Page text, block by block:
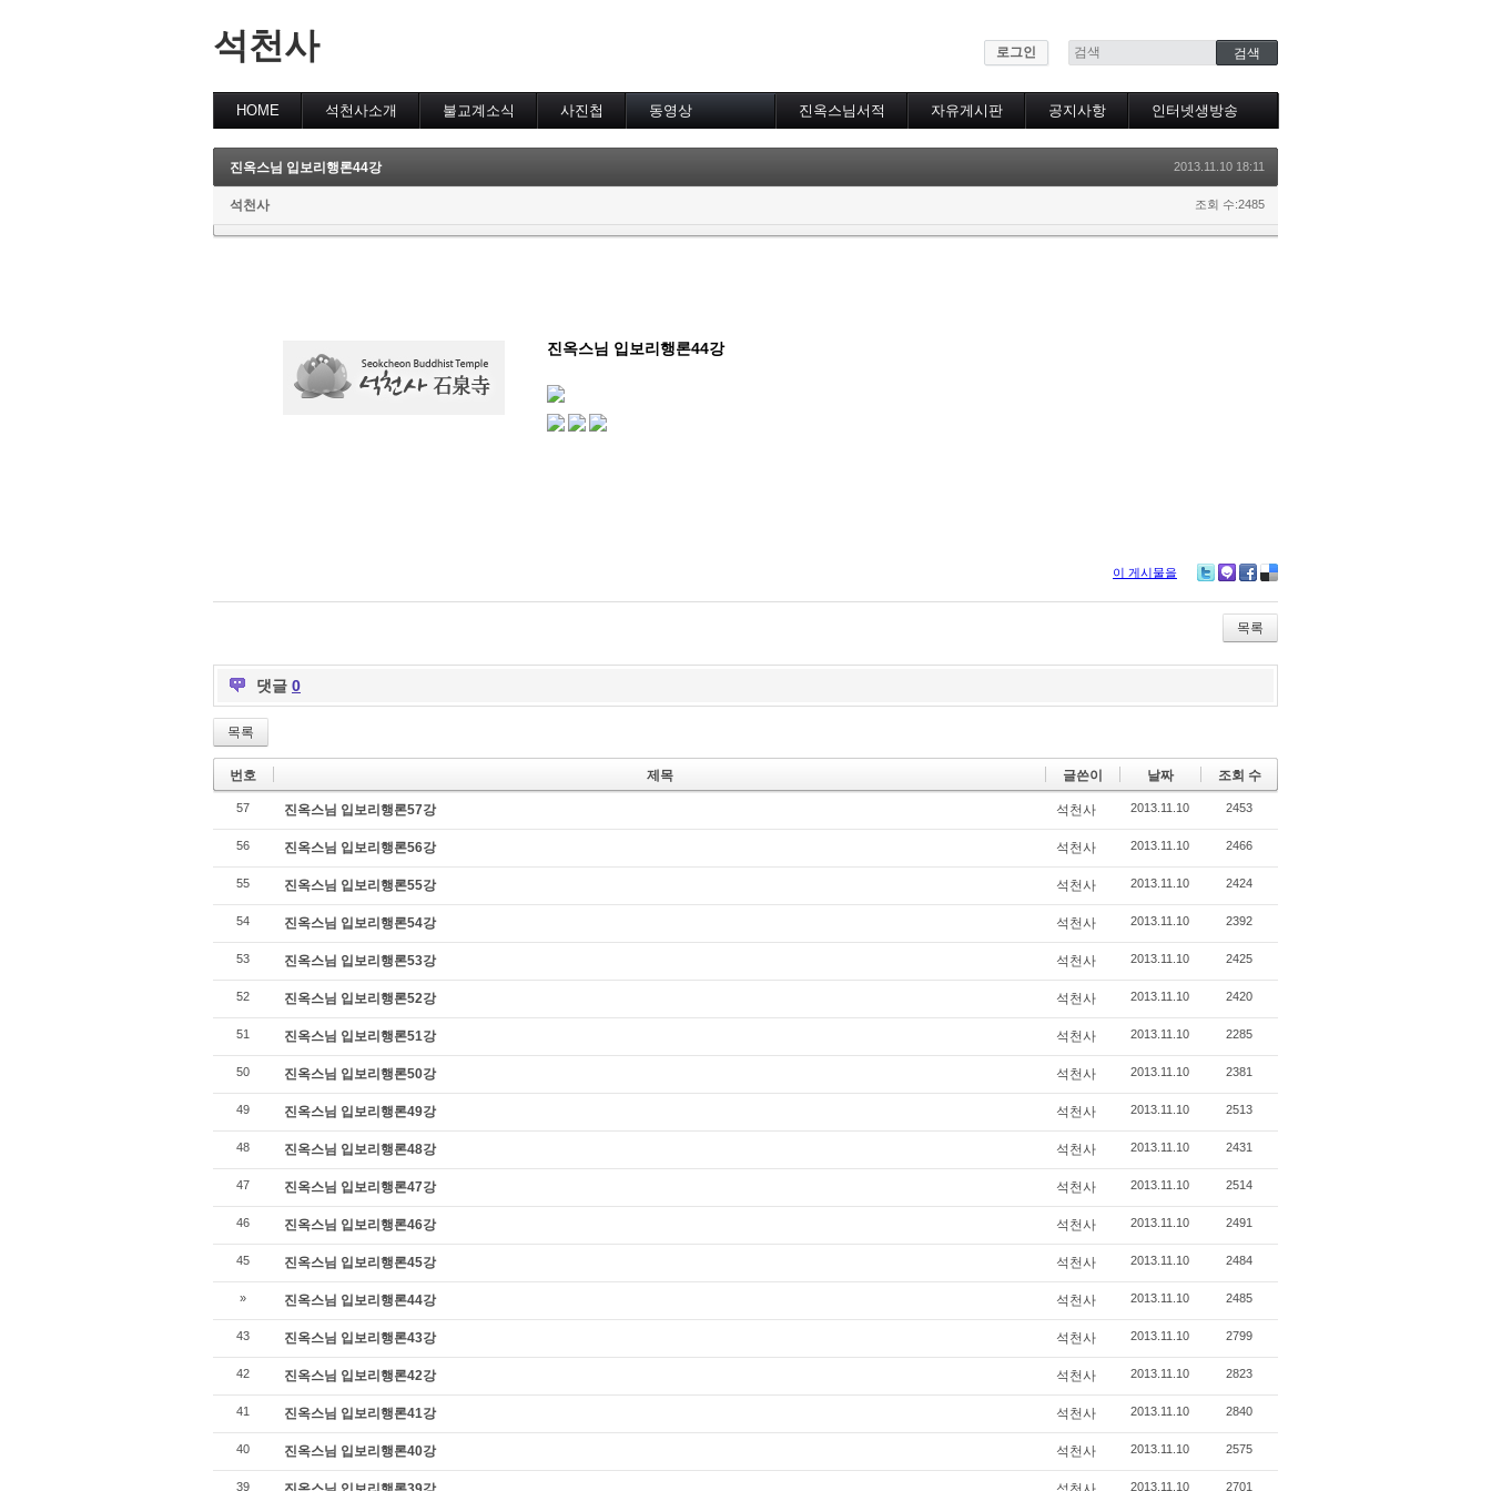
석천사 로그인
HOME 석천사소개 불교계소식 사진첩 동영상
특별법회
람림
법성게
진옥스님서적 자유게시판 공지사항 인터넷생방송
진옥스님 입보리행론44강
2013.11.10 18:11
석천사 조회 수:2485
진옥스님 입보리행론44강
이 게시물을
y
bo
ok
ou
s
목록
댓글 0
목록
번호 제목 글쓴이 날짜 조회 수
57 진옥스님 입보리행론57강 석천사 2013.11.10 2453
56 진옥스님 입보리행론56강 석천사 2013.11.10 2466
55 진옥스님 입보리행론55강 석천사 2013.11.10 2424
54 진옥스님 입보리행론54강 석천사 2013.11.10 2392
53 진옥스님 입보리행론53강 석천사 2013.11.10 2425
52 진옥스님 입보리행론52강 석천사 2013.11.10 2420
51 진옥스님 입보리행론51강 석천사 2013.11.10 2285
50 진옥스님 입보리행론50강 석천사 2013.11.10 2381
49 진옥스님 입보리행론49강 석천사 2013.11.10 2513
48 진옥스님 입보리행론48강 석천사 2013.11.10 2431
47 진옥스님 입보리행론47강 석천사 2013.11.10 2514
46 진옥스님 입보리행론46강 석천사 2013.11.10 2491
45 진옥스님 입보리행론45강 석천사 2013.11.10 2484
» 진옥스님 입보리행론44강 석천사 2013.11.10 2485
43 진옥스님 입보리행론43강 석천사 2013.11.10 2799
42 진옥스님 입보리행론42강 석천사 2013.11.10 2823
41 진옥스님 입보리행론41강 석천사 2013.11.10 2840
40 진옥스님 입보리행론40강 석천사 2013.11.10 2575
39 2013.11.10 2701